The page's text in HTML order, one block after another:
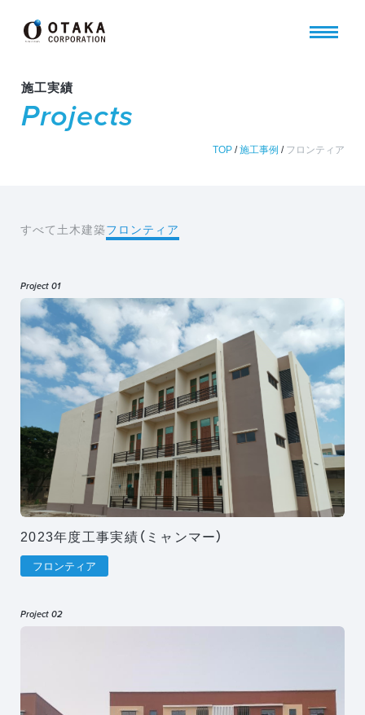
施工実績
Projects
TOP /施工事例 / フロンティア
すべて 土木建築フロンティア
Project 01
2023年度工事実績（ミャンマー）
フロンティア
Project 02